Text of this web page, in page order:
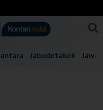
Jabodetabek Jawa